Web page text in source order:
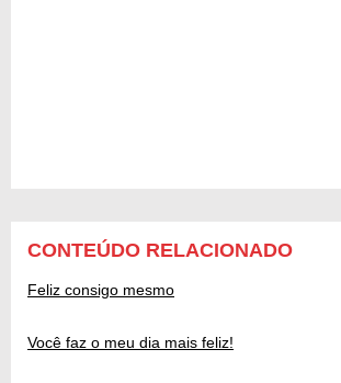
CONTEÚDO RELACIONADO
Feliz consigo mesmo
Você faz o meu dia mais feliz!